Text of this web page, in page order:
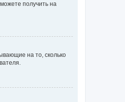
получить на
на то, сколько